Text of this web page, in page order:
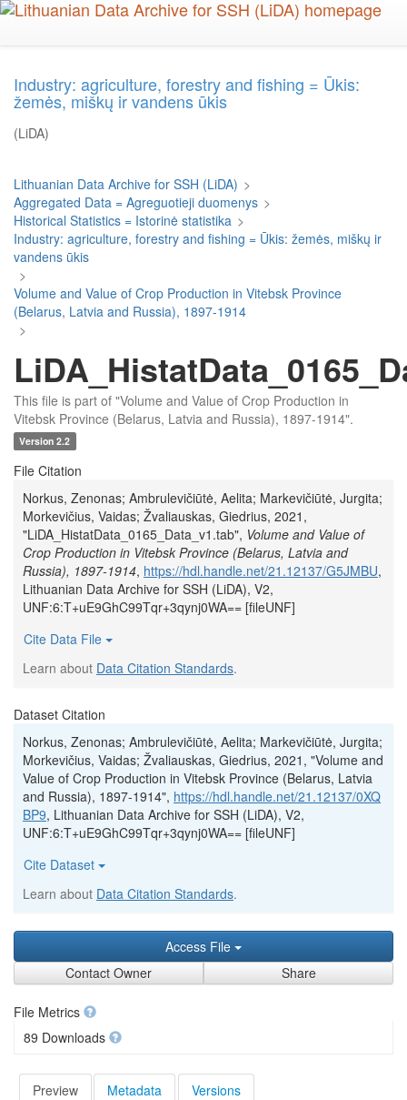
Skip
Industry: agriculture, forestry and fishing = Ūkis:
žemės, miškų ir vandens ūkis
(LiDA)
Lithuanian Data Archive for SSH (LiDA) >
Aggregated Data = Agreguotieji duomenys >
Historical Statistics = Istorinė statistika >
Industry: agriculture, forestry and fishing = Ūkis: žemės, miškų ir
vandens ūkis
>
Volume and Value of Crop Production in Vitebsk Province
(Belarus, Latvia and Russia), 1897-1914
>
This file is part of "Volume and Value of Crop Production in
Vitebsk Province (Belarus, Latvia and Russia), 1897-1914".
Version 2.2
File Citation
Norkus, Zenonas; Ambrulevičiūtė, Aelita; Markevičiūtė, Jurgita;
Morkevičius, Vaidas; Žvaliauskas, Giedrius, 2021,
"LiDA_HistatData_0165_Data_v1.tab", Volume and Value of
Crop Production in Vitebsk Province (Belarus, Latvia and
Russia), 1897-1914, https://hdl.handle.net/21.12137/G5JMBU,
Lithuanian Data Archive for SSH (LiDA), V2,
UNF:6:T+uE9GhC99Tqr+3qynj0WA== [fileUNF]
Cite Data File
Learn about Data Citation Standards.
Dataset Citation
Norkus, Zenonas; Ambrulevičiūtė, Aelita; Markevičiūtė, Jurgita;
Morkevičius, Vaidas; Žvaliauskas, Giedrius, 2021, "Volume and
Value of Crop Production in Vitebsk Province (Belarus, Latvia
and Russia), 1897-1914", https://hdl.handle.net/21.12137/0XQ
BP9, Lithuanian Data Archive for SSH (LiDA), V2,
UNF:6:T+uE9GhC99Tqr+3qynj0WA== [fileUNF]
Cite Dataset
Learn about Data Citation Standards.
Access File
Contact Owner
Share
File Metrics
89 Downloads
Preview Metadata Versions